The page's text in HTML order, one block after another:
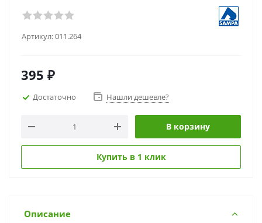
Артикул:011.264
395 ₽
Достаточно Нашли дешевле?
В корзину
Купить в 1 клик
Описание